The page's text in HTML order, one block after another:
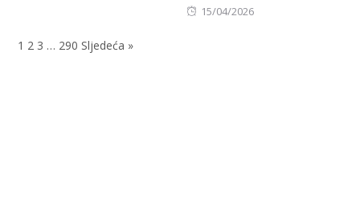
Posted
15/04/2026
1 2 3 … 290 Sljedeća »